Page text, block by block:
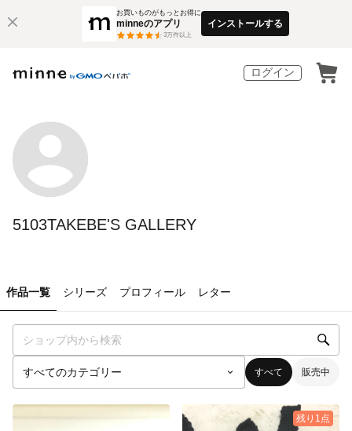
お買いものがもっとお得に
minneのアプリ
3万件以上
インストールする
ログイン
5103TAKEBE'S GALLERY
作品一覧 シリーズ プロフィール レター
すべて 販売中
残り1点